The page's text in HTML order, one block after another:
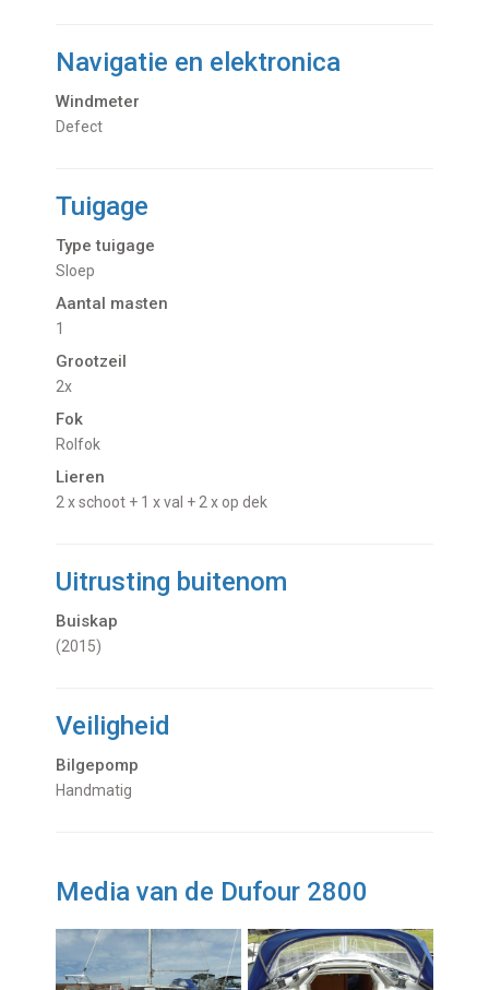
Navigatie en elektronica
Windmeter
Defect
Tuigage
Type tuigage
Sloep
Aantal masten
1
Grootzeil
2x
Fok
Rolfok
Lieren
2 x schoot + 1 x val + 2 x op dek
Uitrusting buitenom
Buiskap
(2015)
Veiligheid
Bilgepomp
Handmatig
Media van de Dufour 2800